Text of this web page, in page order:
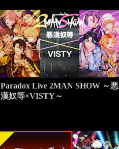
Paradox Live 2MAN SHOW ～悪
漢奴等×VISTY～